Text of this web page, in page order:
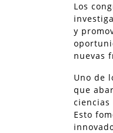
Los
y
nuevas
Uno de
que
ciencias
Esto